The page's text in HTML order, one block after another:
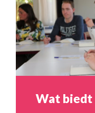
Wat biedt